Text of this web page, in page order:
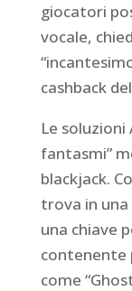
giocatori
vocale,
cashback
Le soluzioni
fantasmi”
blackjack.
trova in
una chiave
contenente
come